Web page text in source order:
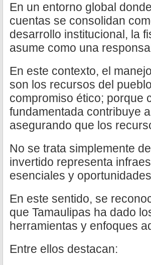
En un entorno global
cuentas se consolidan
desarrollo institucional, la
asume como una
En este contexto, el
son los recursos del
compromiso ético; porque
fundamentada contribuye
asegurando que los
No se trata simplemente
invertido representa
esenciales y
En este sentido, se
que Tamaulipas ha dado
herramientas y enfoques
Entre ellos destacan: